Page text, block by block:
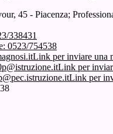
45 - Piacenza;
338431
0523/754538
Link per inviare una
Link per
Link per